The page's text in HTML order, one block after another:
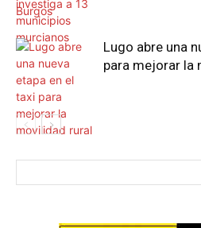
Lugo abre una
para mejorar la